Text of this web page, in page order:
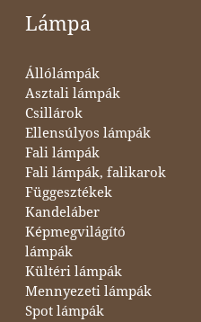
Lámpa
Állólámpák
Asztali lámpák
Csillárok
Ellensúlyos lámpák
Fali lámpák
Fali lámpák, falikarok
Függesztékek
Kandeláber
Képmegvilágító
lámpák
Kültéri lámpák
Mennyezeti lámpák
Spot lámpák